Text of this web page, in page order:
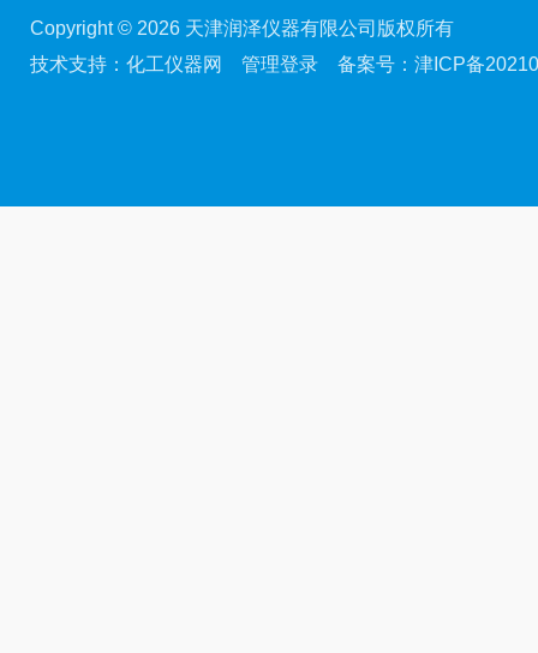
Copyright © 2026 天津润泽仪器有限公司版权所有
技术支持： 化工仪器网 管理登录 备案号： 津ICP备